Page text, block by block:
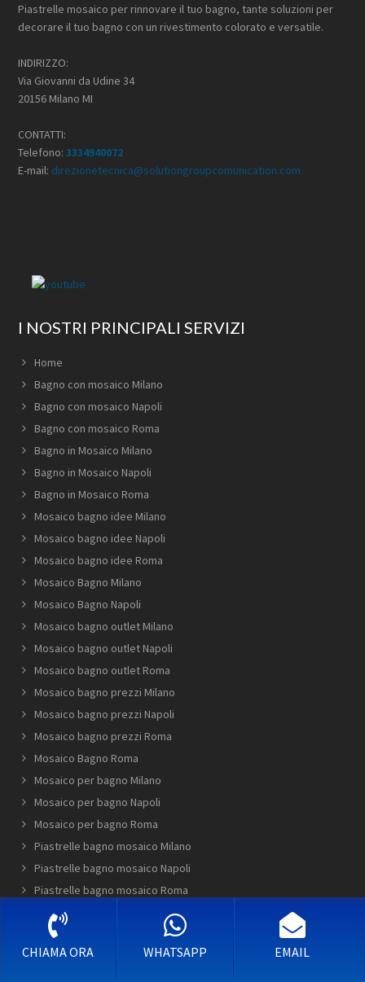
Piastrelle mosaico per rinnovare il tuo bagno, tante soluzioni per
decorare il tuo bagno con un rivestimento colorato e versatile.
INDIRIZZO:
Via Giovanni da Udine 34
20156 Milano MI
CONTATTI:
Telefono:3334940072
E-mail: direzionetecnica@solutiongroupcomunication.com
I NOSTRI PRINCIPALI SERVIZI
Home
Bagno con mosaico Milano
Bagno con mosaico Napoli
Bagno con mosaico Roma
Bagno in Mosaico Milano
Bagno in Mosaico Napoli
Bagno in Mosaico Roma
Mosaico bagno idee Milano
Mosaico bagno idee Napoli
Mosaico bagno idee Roma
Mosaico Bagno Milano
Mosaico Bagno Napoli
Mosaico bagno outlet Milano
Mosaico bagno outlet Napoli
Mosaico bagno outlet Roma
Mosaico bagno prezzi Milano
Mosaico bagno prezzi Napoli
Mosaico bagno prezzi Roma
Mosaico Bagno Roma
Mosaico per bagno Milano
Mosaico per bagno Napoli
Mosaico per bagno Roma
Piastrelle bagno mosaico Milano
Piastrelle bagno mosaico Napoli
Piastrelle bagno mosaico Roma
Piastrelle mosaico bagno Milano
Piastrelle mosaico bagno Napoli
Piastrelle mosaico bagno Roma
Rivestimento bagno mosaico Milano
CHIAMA ORA WHATSAPP EMAIL